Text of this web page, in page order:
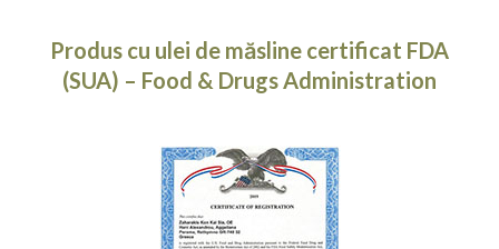
Produs cu ulei de măsline certificat FDA
(SUA) – Food & Drugs Administration